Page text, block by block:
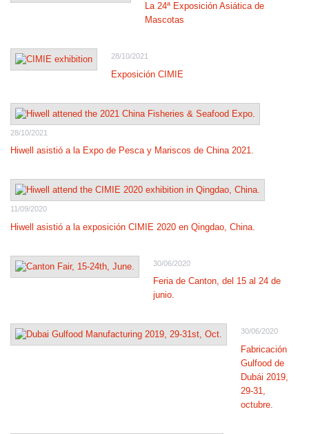
La 24ª Exposición Asiática de
Mascotas
28/10/2021
Exposición CIMIE
28/10/2021
Hiwell asistió a la Expo de Pesca y Mariscos de China 2021.
11/09/2020
Hiwell asistió a la exposición CIMIE 2020 en Qingdao, China.
30/06/2020
Feria de Canton, del 15 al 24 de
junio.
30/06/2020
Fabricación
Gulfood de
Dubái 2019,
29-31,
octubre.